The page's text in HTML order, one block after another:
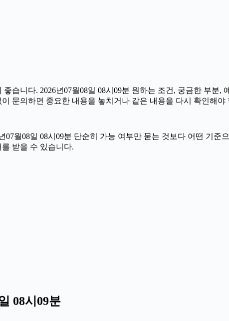
니다. 2026년07월08일 08시09분 원하는 조건, 궁금한 부분,
문의하면 중요한 내용을 놓치거나 같은 내용을 다시 확인해야
월08일 08시09분 단순히 가능 여부만 묻는 것보다 어떤 기준
받을 수 있습니다.
08시09분